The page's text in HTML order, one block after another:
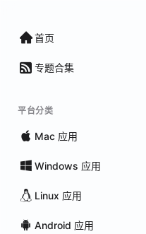
首页
专题合集
平台分类
Mac 应用
Windows 应用
Linux 应用
Android 应用